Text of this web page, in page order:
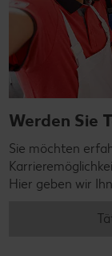
Werden Sie
Sie möchten
Hier geben wir